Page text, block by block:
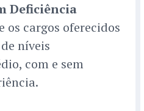
Deficiência
os cargos oferecidos
níveis
com e sem